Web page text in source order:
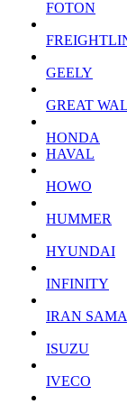
FOTON
GEELY
GREAT
HONDA
HAVAL
HOWO
HUMMER
HYUNDAI
INFINITY
IRAN
ISUZU
IVECO